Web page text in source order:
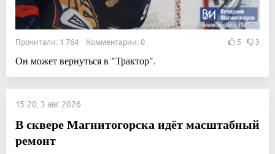
Прочитали: 1 764 Комментарии: 0 5 3
Он может вернуться в "Трактор".
15:20, 3 авг 2026
В сквере Магнитогорска идёт масштабный
ремонт